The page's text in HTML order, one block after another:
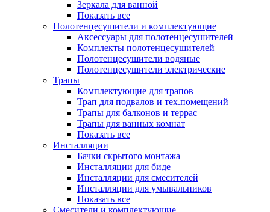
Зеркала для ванной
Показать все
Полотенцесушители и комплектующие
Аксессуары для полотенцесушителей
Комплекты полотенцесушителей
Полотенцесушители водяные
Полотенцесушители электрические
Трапы
Комплектующие для трапов
Трап для подвалов и тех.помещений
Трапы для балконов и террас
Трапы для ванных комнат
Показать все
Инсталляции
Бачки скрытого монтажа
Инсталляции для биде
Инсталляции для смесителей
Инсталляции для умывальников
Показать все
Смесители и комплектующие